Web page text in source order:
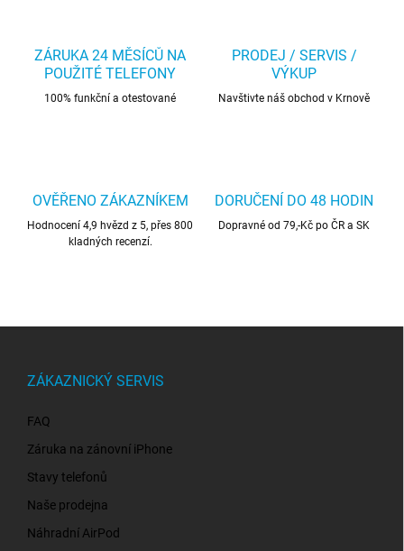
ZÁRUKA 24 MĚSÍCŮ NA
POUŽITÉ TELEFONY
100% funkční a otestované
PRODEJ / SERVIS /
VÝKUP
Navštivte náš obchod v Krnově
OVĚŘENO ZÁKAZNÍKEM
Hodnocení 4,9 hvězd z 5, přes 800
kladných recenzí.
DORUČENÍ DO 48 HODIN
Dopravné od 79,-Kč po ČR a SK
ZÁKAZNICKÝ SERVIS
FAQ
Záruka na zánovní iPhone
Stavy telefonů
Naše prodejna
Náhradní AirPod